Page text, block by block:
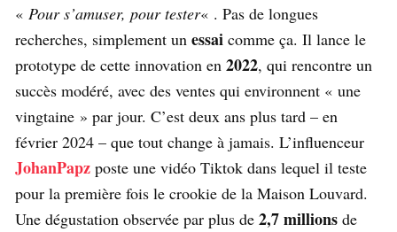
« Pour s’amuser, pour tester« . Pas de longues
recherches, simplement un essai comme ça. Il lance le
prototype de cette innovation en 2022, qui rencontre un
succès modéré, avec des ventes qui environnent « une
vingtaine » par jour. C’est deux ans plus tard – en
février 2024 – que tout change à jamais. L’influenceur
JohanPapz poste une vidéo Tiktok dans lequel il teste
pour la première fois le crookie de la Maison Louvard.
Une dégustation observée par plus de 2,7 millions de